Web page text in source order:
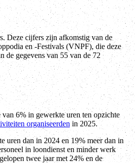
6% in gewerkte uren ten opzichte
organiseerdenin 2025.
uren dan in 2024 en 19% meer dan in
in loondienst en minder werk
twee jaar met 24% en de